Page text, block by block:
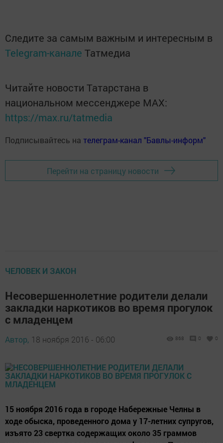
Следите за самым важным и интересным в
Telegram-канале Татмедиа
Читайте новости Татарстана в
национальном мессенджере MАХ:
https://max.ru/tatmedia
Подписывайтесь на телеграм-канал "Бавлы-информ"
Перейти на страницу новости
ЧЕЛОВЕК И ЗАКОН
Несовершеннолетние родители делали
закладки наркотиков во время прогулок
с младенцем
Автор, 18 ноября 2016 - 06:00 868 0 0
15 ноября 2016 года в городе Набережные Челны в
ходе обыска, проведенного дома у 17-летних супругов,
изъято 23 свертка содержащих около 35 граммов